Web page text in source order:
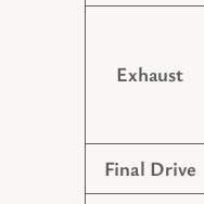
Exhaust
Final Drive